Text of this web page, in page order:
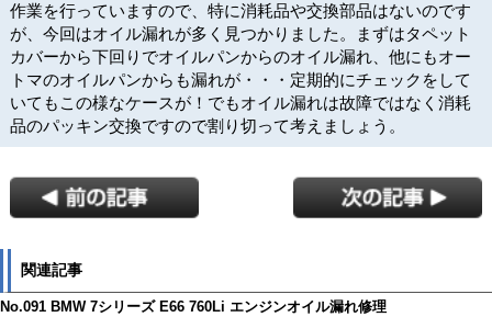
作業を行っていますので、特に消耗品や交換部品はないのです
が、今回はオイル漏れが多く見つかりました。まずはタペット
カバーから下回りでオイルパンからのオイル漏れ、他にもオー
トマのオイルパンからも漏れが・・・定期的にチェックをして
いてもこの様なケースが！でもオイル漏れは故障ではなく消耗
品のパッキン交換ですので割り切って考えましょう。
関連記事
No.091 BMW 7シリーズ E66 760Li エンジンオイル漏れ修理